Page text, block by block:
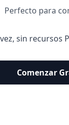
Perfecto para
sin recursos
Comenzar